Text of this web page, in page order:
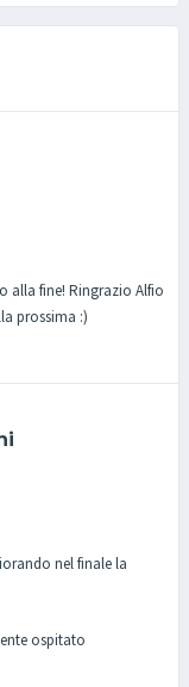
alla fine! Ringrazio Alfio
prossima :)
nel finale la
ospitato